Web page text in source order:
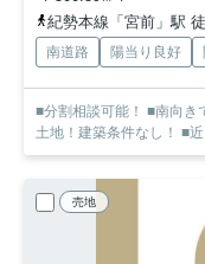
紀勢本線「宮前」駅
南道路 陽当り良好
■分割相談可能！ ■南向き
土地！建築条件なし！ ■
売地